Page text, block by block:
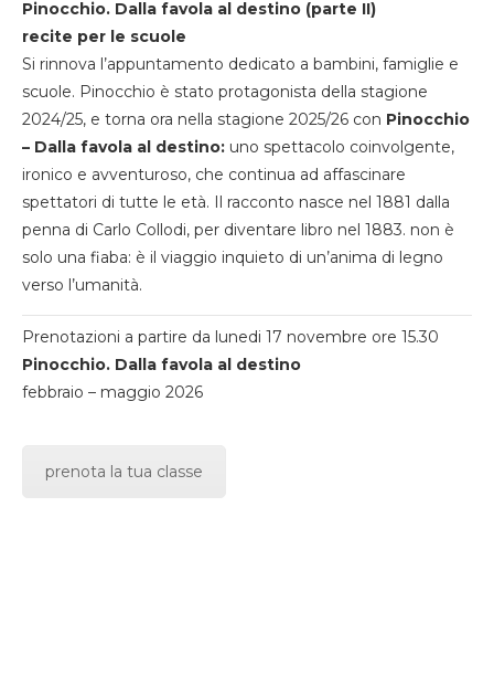
Pinocchio. Dalla favola al destino (parte II)
recite per le scuole
Si rinnova l’appuntamento dedicato a bambini, famiglie e
scuole. Pinocchio è stato protagonista della stagione
2024/25, e torna ora nella stagione 2025/26 con Pinocchio
– Dalla favola al destino: uno spettacolo coinvolgente,
ironico e avventuroso, che continua ad affascinare
spettatori di tutte le età. Il racconto nasce nel 1881 dalla
penna di Carlo Collodi, per diventare libro nel 1883. non è
solo una fiaba: è il viaggio inquieto di un’anima di legno
verso l’umanità.
Prenotazioni a partire da lunedi 17 novembre ore 15.30
Pinocchio. Dalla favola al destino
febbraio – maggio 2026
prenota la tua classe